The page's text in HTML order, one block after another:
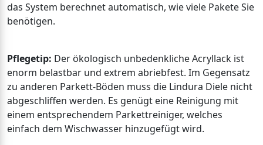
das System berechnet automatisch, wie viele Pakete Sie
benötigen.
Pflegetip: Der ökologisch unbedenkliche Acryllack ist
enorm belastbar und extrem abriebfest. Im Gegensatz
zu anderen Parkett-Böden muss die Lindura Diele nicht
abgeschliffen werden. Es genügt eine Reinigung mit
einem entsprechendem Parkettreiniger, welches
einfach dem Wischwasser hinzugefügt wird.